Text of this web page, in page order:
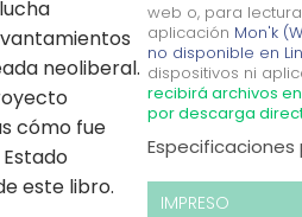
neoliberal.
cómo fue
este libro.
web o, para
aplicación Mon'k
no disponible en
dispositivos ni
recibirá archivos en
por descarga
IMPRESO